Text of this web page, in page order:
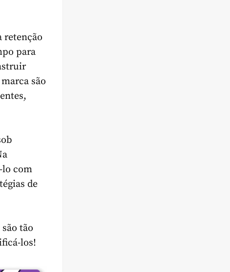
retenção
para
são
lo com
de
tão
los!